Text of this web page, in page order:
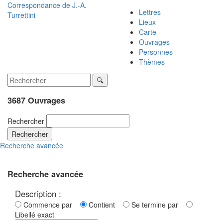
Correspondance de J.-A.
Turrettini
Lettres
Lieux
Carte
Ouvrages
Personnes
Thèmes
3687 Ouvrages
Rechercher
Rechercher
Recherche avancée
Recherche avancée
Description :
Commence par Contient
Se termine par
Libellé exact